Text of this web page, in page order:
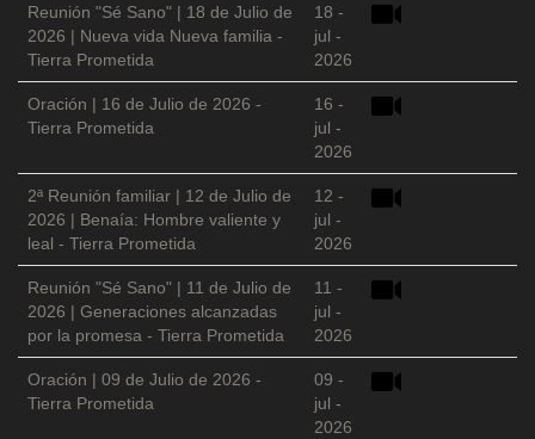
Reunión "Sé Sano" | 18 de Julio de
2026 | Nueva vida Nueva familia -
Tierra Prometida
18 -
jul -
2026
Oración | 16 de Julio de 2026 -
Tierra Prometida
16 -
jul -
2026
2ª Reunión familiar | 12 de Julio de
2026 | Benaía: Hombre valiente y
leal - Tierra Prometida
12 -
jul -
2026
Reunión "Sé Sano" | 11 de Julio de
2026 | Generaciones alcanzadas
por la promesa - Tierra Prometida
11 -
jul -
2026
Oración | 09 de Julio de 2026 -
Tierra Prometida
09 -
jul -
2026